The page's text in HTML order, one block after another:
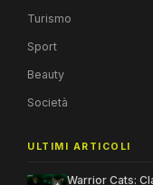
Turismo
Sport
Beauty
Società
ULTIMI ARTICOLI
Warrior Cats: